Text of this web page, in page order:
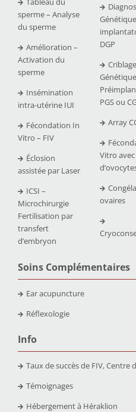
sperme – Analyse
du sperme
Amélioration –
Activation du
sperme
Insémination
intra-utérine IUI
Fécondation In
Vitro – FIV
Éclosion
assistée par Laser
ICSI –
Microchirurgie
Fertilisation par
transfert
d’embryon
DGP
Criblage
Génétique
PGS ou
Array
Vitro
ovaires
Soins Complémentaires
Ear acupuncture
Réflexologie
Info
Taux de succès de FIV, Centre
Témoignages
Hébergement à Héraklion